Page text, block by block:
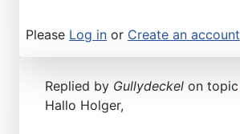
Please Log in or Create an account
Replied by Gullydeckel on topic
Hallo Holger,